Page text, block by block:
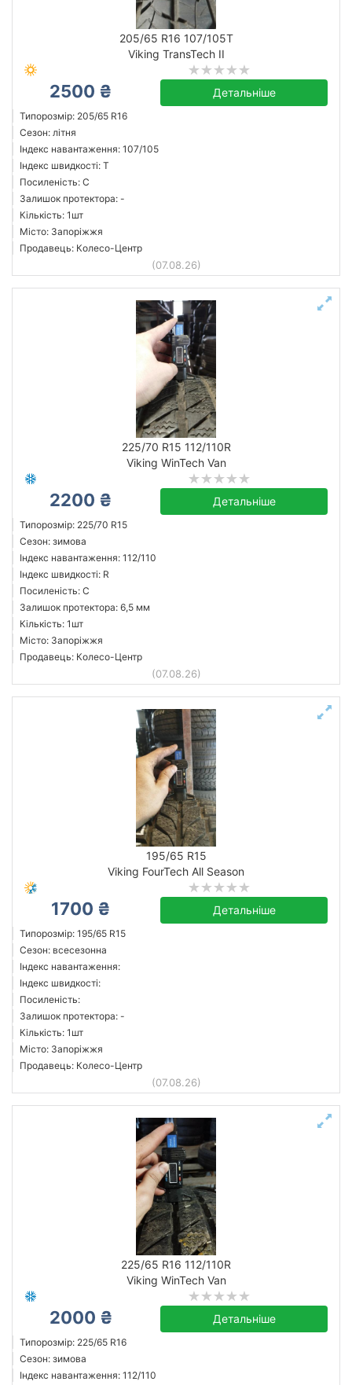
205/65 R16 107/105T
Viking TransTech II
2500 ₴ Детальніше
Типорозмір: 205/65 R16
Сезон: літня
Індекс навантаження: 107/105
Індекс швидкості: T
Посиленість: C
Залишок протектора: -
Кількість: 1шт
Місто: Запоріжжя
Продавець: Колесо-Центр
(07.08.26)
225/70 R15 112/110R
Viking WinTech Van
2200 ₴ Детальніше
Типорозмір: 225/70 R15
Сезон: зимова
Індекс навантаження: 112/110
Індекс швидкості: R
Посиленість: C
Залишок протектора: 6,5 мм
Кількість: 1шт
Місто: Запоріжжя
Продавець: Колесо-Центр
(07.08.26)
195/65 R15
Viking FourTech All Season
1700 ₴ Детальніше
Типорозмір: 195/65 R15
Сезон: всесезонна
Індекс навантаження:
Індекс швидкості:
Посиленість:
Залишок протектора: -
Кількість: 1шт
Місто: Запоріжжя
Продавець: Колесо-Центр
(07.08.26)
225/65 R16 112/110R
Viking WinTech Van
2000 ₴ Детальніше
Типорозмір: 225/65 R16
Сезон: зимова
Індекс навантаження: 112/110